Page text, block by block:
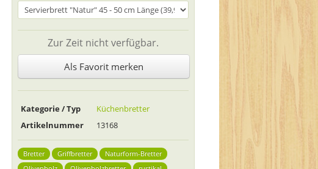
Zur Zeit nicht verfügbar.
Als Favorit merken
Kategorie / Typ
Küchenbretter
Artikelnummer
13168
Bretter Griffbretter
Naturform-Bretter